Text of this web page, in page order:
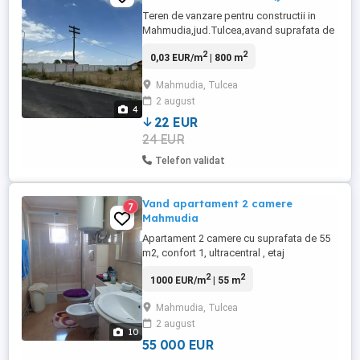
4
Teren de vanzare pentru constructii in
Mahmudia,jud.Tulcea,avand suprafata de
case si prezinta toate utilitatile
Deschiderea la strada este de 20 mp.
Pretul este de 22 Euro mp. Pentru mai
multe detalii sunati la .
0,03 EUR/m2| 800 m2
Mahmudia, Tulcea
2 august
22 EUR
24 EUR
Telefon validat
10
7
Vand apartament 2 camere
Mahmudia
Apartament 2 camere cu suprafata de 55
m2, confort 1, ultracentral , etaj
proximitatea imediata a falezei superioare
centrala,+ calorifere din aluminiu, aer
conditionat,usa metalica securizata,
,geamuri termopan, usile ...
1000 EUR/m2| 55 m2
Mahmudia, Tulcea
2 august
55 000 EUR